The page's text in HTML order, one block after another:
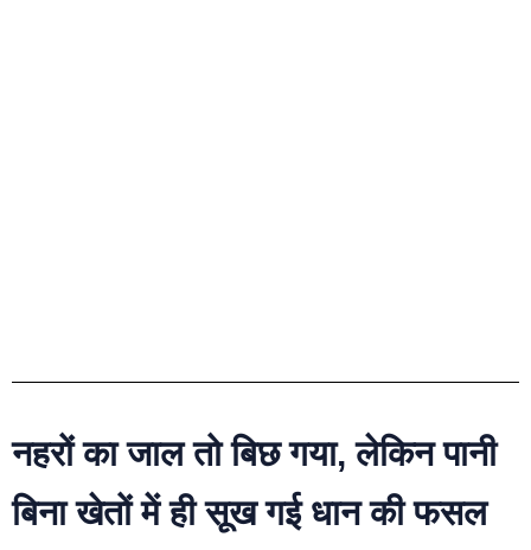
नहरों का जाल तो बिछ गया, लेकिन पानी
बिना खेतों में ही सूख गई धान की फसल